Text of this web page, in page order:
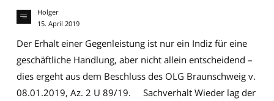
Holger
15. April 2019
Der Erhalt einer Gegenleistung ist nur ein Indiz für eine
geschäftliche Handlung, aber nicht allein entscheidend –
dies ergeht aus dem Beschluss des OLG Braunschweig v.
08.01.2019, Az. 2 U 89/19. Sachverhalt Wieder lag der